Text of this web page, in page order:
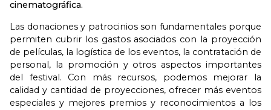
cinematográfica.
Las donaciones y patrocinios son fundamentales porque
permiten cubrir los gastos asociados con la proyección
de películas, la logística de los eventos, la contratación de
personal, la promoción y otros aspectos importantes
del festival. Con más recursos, podemos mejorar la
calidad y cantidad de proyecciones, ofrecer más eventos
especiales y mejores premios y reconocimientos a los